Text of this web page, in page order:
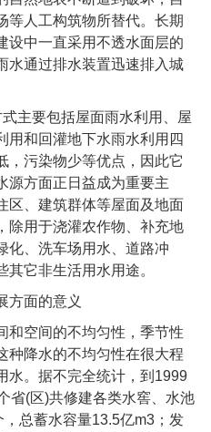
等人工构筑物所替代。长期
设中一直采用不透水面层的
水通过排水装置迅速排入城
式主要包括屋面雨水利用、屋
用和回灌地下水雨水利用四
，污染物少等优点，因此它
源方面正日益成为重要主
区、建筑群体等屋面及地面
除用于浇灌农作物、补充地
化、洗车场用水、道路冲
它非生活用水用途。
方面的意义
和空间的不均匀性，季节性
种降水的不均匀性在很大程
水。据不完全统计，到 1999
省(区)共修建各类水窖、水池
，总蓄水容量13.5亿m3；发